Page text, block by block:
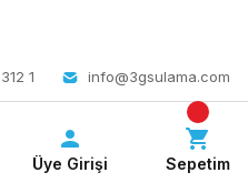
1 info@3gsulama.com
Üye Girişi Sepetim